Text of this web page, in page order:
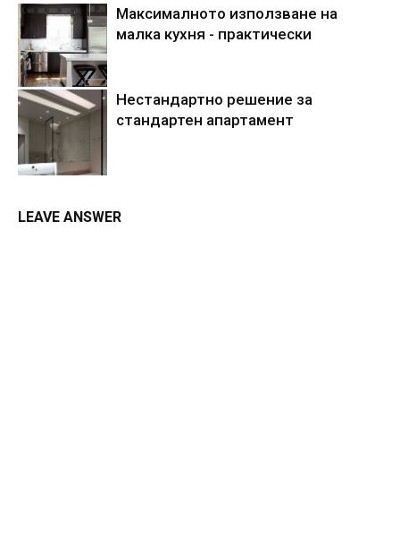
Максималното използване на
малка кухня - практически
Нестандартно решение за
стандартен апартамент
LEAVE ANSWER